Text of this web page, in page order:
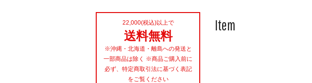
Item
22,000(税込)以上で
送料無料
※沖縄・北海道・離島への発送と
一部商品は除く ※商品ご購入前に
必ず、特定商取引法に基づく表記
をご覧ください